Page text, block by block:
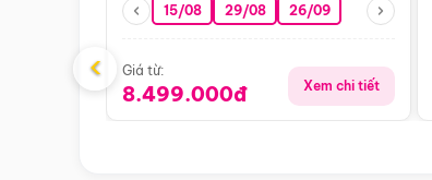
15/08 29/08 26/09
Giá từ:
8.499.000đ Xem chi tiết
‹